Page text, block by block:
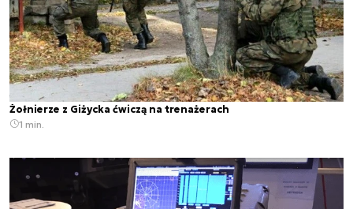
Żołnierze z Giżycka ćwiczą na trenażerach
1 min.